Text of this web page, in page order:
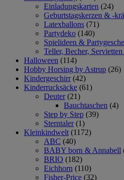
Einladungskarten (24)
Geburtstagskerzen & -
Latexballons (71)
Partydeko (140)
Spielideen &
Teller, Becher,
Halloween (114)
Hobby Horsing by Astrup (26)
Kindergeschirr (42)
Kinderrucksäcke (61)
Deuter (21)
Bauchtaschen (4)
Step by Step (39)
Sterntaler (1)
Kleinkindwelt (1172)
ABC (40)
BABY born & Annabell
BRIO (182)
Eichhorn (110)
Fisher-Price (32)